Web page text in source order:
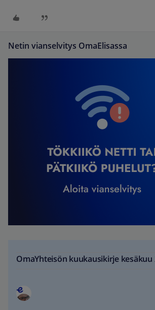
Netin vianselvitys OmaElisassa
OmaYhteisön kuukausikirje kesäkuu